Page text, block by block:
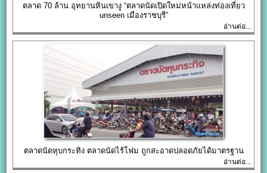
ตลาด 70 ล้าน อุทยานหินเขางู “ตลาดนัดเปิดใหม่หน้าแหล่งท่องเที่ยว
unseen เมืองราชบุรี”
อ่านต่อ...
ตลาดนัดหุบกระทิง ตลาดนัดไร้โฟม ถูกสะอาดปลอดภัยได้มาตรฐาน
อ่านต่อ...